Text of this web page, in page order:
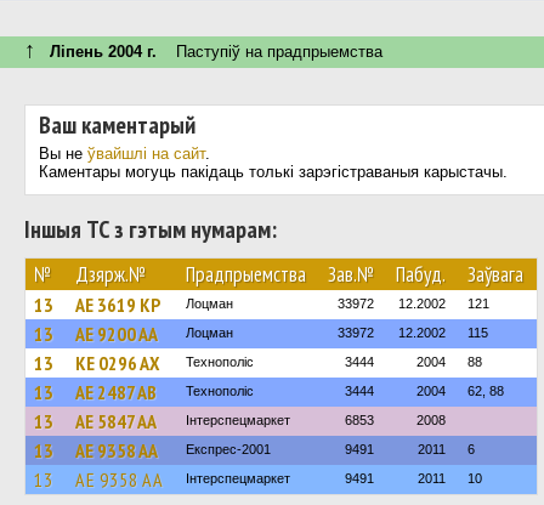
↑ Ліпень 2004 г. Паступiў на прадпрыемства
Ваш каментарый
Вы не ўвайшлі на сайт.
Каментары могуць пакідаць толькі зарэгістраваныя карыстачы.
Іншыя ТС з гэтым нумарам:
№ Дзярж.№ Прадпрыемства Зав.№ Пабуд. Заўвага
13 AE 3619 KP Лоцман 33972 12.2002 121
13 AE 9200 AA Лоцман 33972 12.2002 115
13 KE 0296 AX Технополіс 3444 2004 88
13 AE 2487 AB Технополіс 3444 2004 62, 88
13 AE 5847 AA Інтерспецмаркет 6853 2008
13 AE 9358 AA Експрес-2001 9491 2011 6
13 AE 9358 AA Інтерспецмаркет 9491 2011 10